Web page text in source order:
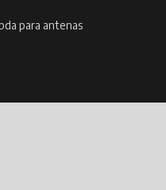
para antenas